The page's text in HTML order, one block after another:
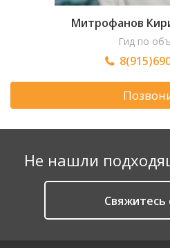
Митрофанов
Гид по
Не нашли
Cвяжитесь